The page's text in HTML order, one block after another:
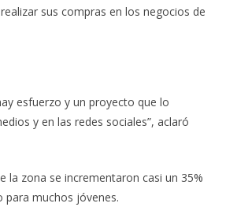
sus compras en los negocios de
esfuerzo y un proyecto que lo
y en las redes sociales”, aclaró
la zona se incrementaron casi un 35%
para muchos jóvenes.